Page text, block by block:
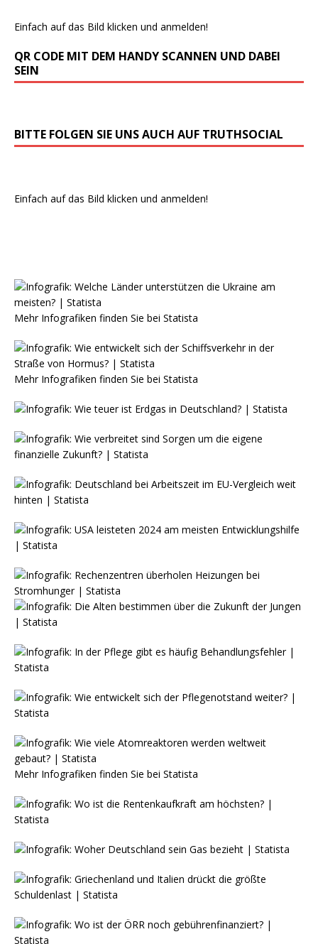
Einfach auf das Bild klicken und anmelden!
QR CODE MIT DEM HANDY SCANNEN UND DABEI
SEIN
BITTE FOLGEN SIE UNS AUCH AUF TRUTHSOCIAL
Einfach auf das Bild klicken und anmelden!
Mehr Infografiken finden Sie bei Statista
Mehr Infografiken finden Sie bei Statista
Mehr Infografiken finden Sie bei Statista